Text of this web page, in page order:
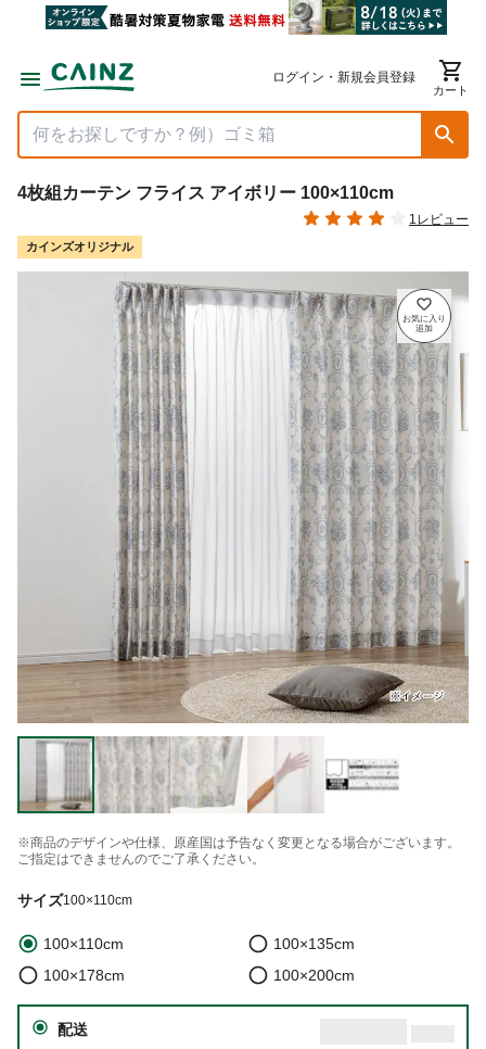
ログイン・新規会員登録
カート
4枚組カーテン フライス アイボリー 100×110cm
1レビュー
カインズオリジナル
※商品のデザインや仕様、原産国は予告なく変更となる場合がございます。
ご指定はできませんのでご了承ください。
サイズ100×110cm
100×110cm
100×135cm
100×178cm
100×200cm
配送